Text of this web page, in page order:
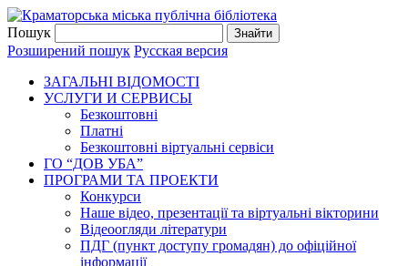
Пошук
Розширений пошук Русская версия
ЗАГАЛЬНI ВIДОМОСТI
УСЛУГИ И СЕРВИСЫ
Безкоштовнi
Платні
Безкоштовні віртуальні сервіси
ГО “ДОВ УБА”
ПРОГРАМИ ТА ПРОЕКТИ
Конкурси
Наше відео, презентації та віртуальні вікторини
Відеоогляди літератури
ПДГ (пункт доступу громадян) до офіційної
інформації